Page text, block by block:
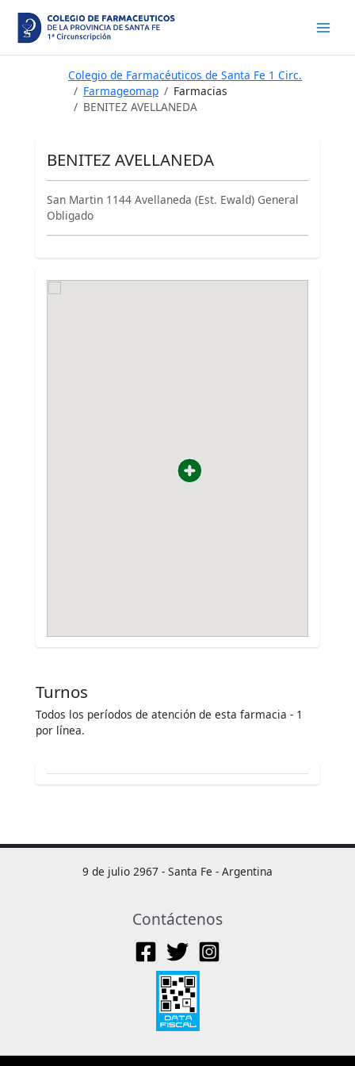
contenido
Colegio de Farmacéuticos de Santa Fe 1 Circ.
Farmageomap
Farmacias
BENITEZ AVELLANEDA
BENITEZ AVELLANEDA
San Martin 1144 Avellaneda (Est. Ewald) General
Obligado
Turnos
Todos los períodos de atención de esta farmacia - 1
por línea.
9 de julio 2967 - Santa Fe - Argentina
Contáctenos